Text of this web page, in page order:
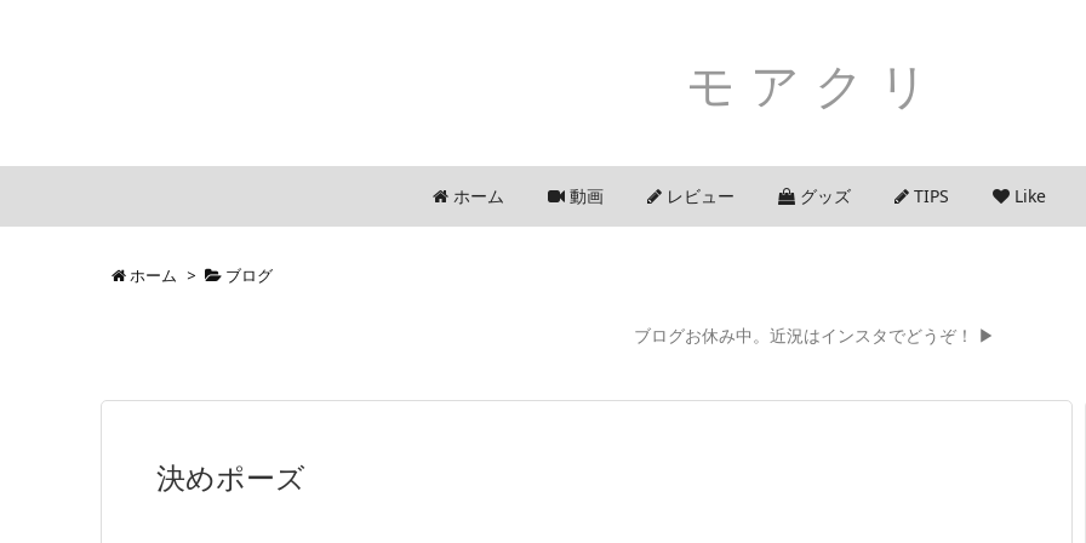
モアクリ
ホーム 動画 レビュー グッズ TIPS Like
ホーム > ブログ
ブログお休み中。近況はインスタでどうぞ！ ▶
決めポーズ